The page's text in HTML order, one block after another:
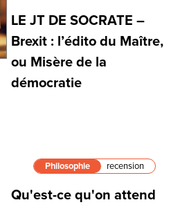
LE JT DE SOCRATE –
Brexit : l’édito du Maître,
ou Misère de la
démocratie
Philosophie recension
Qu'est-ce qu'on attend